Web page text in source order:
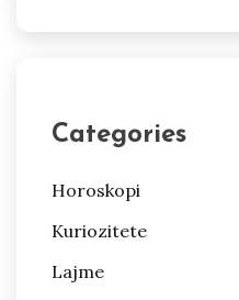
Categories
Horoskopi
Kuriozitete
Lajme